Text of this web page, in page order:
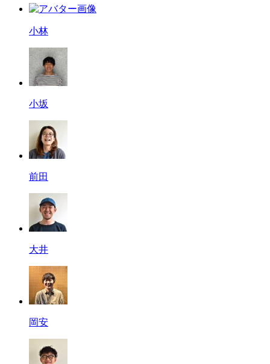
小林
小坂
前田
大井
岡安